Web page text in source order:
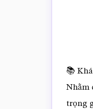
📚
Nhằm
trọng